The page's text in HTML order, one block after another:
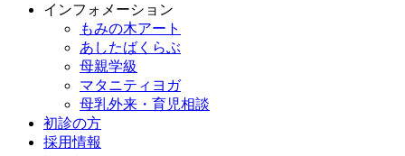
インフォメーション
もみの木アート
あしたばくらぶ
母親学級
マタニティヨガ
母乳外来・育児相談
初診の方
採用情報